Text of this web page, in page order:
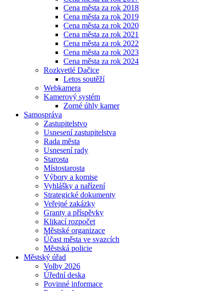
Cena města za rok 2018
Cena města za rok 2019
Cena města za rok 2020
Cena města za rok 2021
Cena města za rok 2022
Cena města za rok 2023
Cena města za rok 2024
Rozkvetlé Dačice
Letos soutěží
Webkamera
Kamerový systém
Zorné úhly kamer
Samospráva
Zastupitelstvo
Usnesení zastupitelstva
Rada města
Usnesení rady
Starosta
Místostarosta
Výbory a komise
Vyhlášky a nařízení
Strategické dokumenty
Veřejné zakázky
Granty a příspěvky
Klikací rozpočet
Městské organizace
Účast města ve svazcích
Městská policie
Městský úřad
Volby 2026
Úřední deska
Povinné informace